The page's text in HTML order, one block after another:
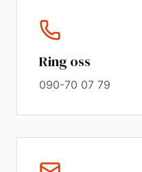
Ring oss
090-70 07 79